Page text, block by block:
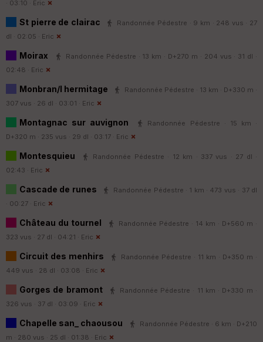
· 03:10 · Eric
St pierre de clairac
Randonnée Pédestre · 9 km · 248 vus · 27
dl · 02:05 · Eric
Moirax
Randonnée Pédestre · 13 km · D+270 m · 204 vus · 31 dl ·
02:48 · Eric
Monbran/l hermitage
Randonnée Pédestre · 13 km · D+330 m ·
307 vus · 26 dl · 03:01 · Eric
Montagnac sur auvignon
Randonnée Pédestre · 15 km ·
D+320 m · 235 vus · 29 dl · 03:17 · Eric
Montesquieu
Randonnée Pédestre · 12 km · 337 vus · 27 dl ·
02:43 · Eric
Cascade de runes
Randonnée Pédestre · 1 km · 473 vus · 37 dl
· 00:27 · Eric
Château du tournel
Randonnée Pédestre · 14 km · D+560 m ·
323 vus · 27 dl · 04:21 · Eric
Circuit des menhirs
Randonnée Pédestre · 11 km · D+350 m ·
449 vus · 28 dl · 03:08 · Eric
Gorges de bramont
Randonnée Pédestre · 11 km · D+330 m ·
326 vus · 37 dl · 03:09 · Eric
Chapelle san_ chaousou
Randonnée Pédestre · 6 km · D+210
m · 280 vus · 25 dl · 01:38 · Eric